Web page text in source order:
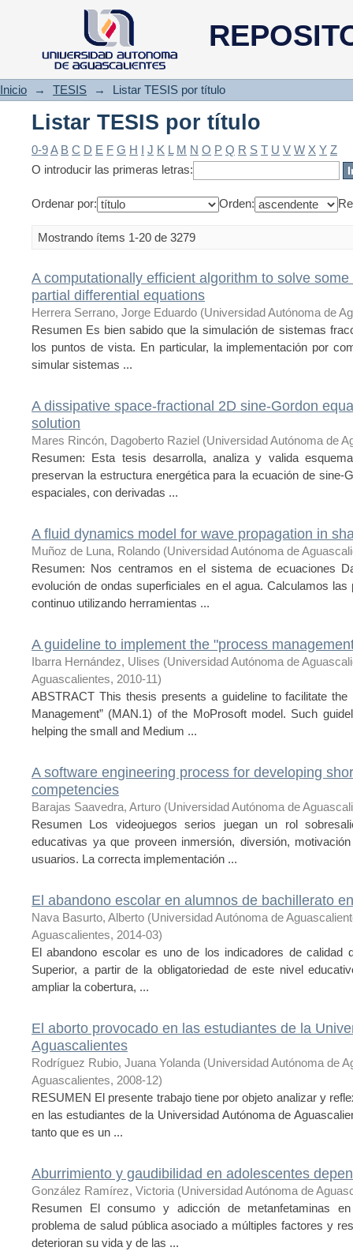
Listar TESIS por título
Inicio → TESIS → Listar TESIS por título
Listar TESIS por título
0-9A B C D E F G H I J K L M N O P Q R S T U V W X Y Z
O introducir las primeras letras:
Ordenar por: Orden:
Mostrando ítems 1-20 de 3279
A computationally efficient algorithm to solve
partial differential equations
Herrera Serrano, Jorge Eduardo (Universidad Autónoma de
Resumen Es bien sabido que la simulación de sistemas
los puntos de vista. En particular, la implementación por
simular sistemas ...
A dissipative space-fractional 2D sine-Gordon
solution
Mares Rincón, Dagoberto Raziel (Universidad Autónoma de
Resumen: Esta tesis desarrolla, analiza y valida
preservan la estructura energética para la ecuación de sine-
espaciales, con derivadas ...
A fluid dynamics model for wave propagation in
Muñoz de Luna, Rolando (Universidad Autónoma de
Resumen: Nos centramos en el sistema de ecuaciones
evolución de ondas superficiales en el agua. Calculamos
continuo utilizando herramientas ...
A guideline to implement the "process
Ibarra Hernández, Ulises (Universidad Autónoma de
Aguascalientes, 2010-11)
ABSTRACT This thesis presents a guideline to facilitate
Management” (MAN.1) of the MoProsoft model. Such
helping the small and Medium ...
A software engineering process for developing
competencies
Barajas Saavedra, Arturo (Universidad Autónoma de
Resumen Los videojuegos serios juegan un rol
educativas ya que proveen inmersión, diversión,
usuarios. La correcta implementación ...
El abandono escolar en alumnos de bachillerato
Nava Basurto, Alberto (Universidad Autónoma de
Aguascalientes, 2014-03)
El abandono escolar es uno de los indicadores de calidad
Superior, a partir de la obligatoriedad de este nivel
ampliar la cobertura, ...
El aborto provocado en las estudiantes de la
Aguascalientes
Rodríguez Rubio, Juana Yolanda (Universidad Autónoma de
Aguascalientes, 2008-12)
RESUMEN El presente trabajo tiene por objeto analizar y
en las estudiantes de la Universidad Autónoma de
tanto que es un ...
Aburrimiento y gaudibilidad en adolescentes
González Ramírez, Victoria (Universidad Autónoma de
Resumen El consumo y adicción de metanfetaminas
problema de salud pública asociado a múltiples factores y
deterioran su vida y de las ...